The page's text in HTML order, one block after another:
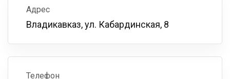
Адрес
Владикавказ, ул. Кабардинская, 8
Телефон